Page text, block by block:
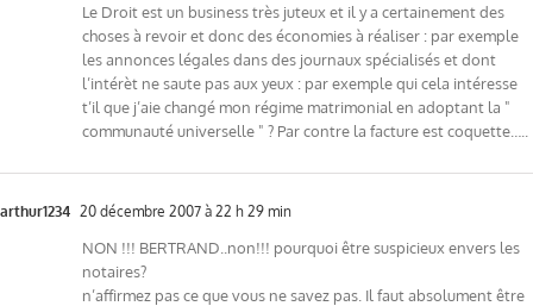
Le Droit est un business très juteux et il y a certainement des
choses à revoir et donc des économies à réaliser : par exemple
les annonces légales dans des journaux spécialisés et dont
l’intérèt ne saute pas aux yeux : par exemple qui cela intéresse
t’il que j’aie changé mon régime matrimonial en adoptant la "
communauté universelle " ? Par contre la facture est coquette…..
arthur1234 20 décembre 2007 à 22 h 29 min
NON !!! BERTRAND..non!!! pourquoi être suspicieux envers les
notaires?
n’affirmez pas ce que vous ne savez pas. Il faut absolument être